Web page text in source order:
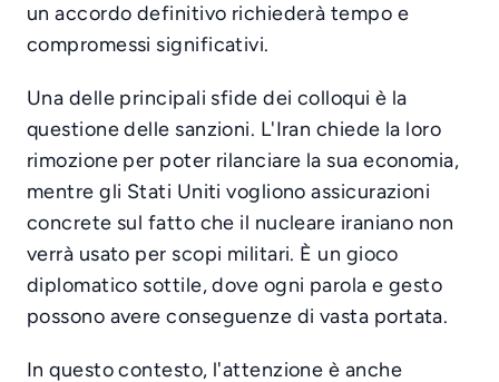
un accordo definitivo richiederà tempo e
compromessi significativi.
Una delle principali sfide dei colloqui è la
questione delle sanzioni. L'Iran chiede la loro
rimozione per poter rilanciare la sua economia,
mentre gli Stati Uniti vogliono assicurazioni
concrete sul fatto che il nucleare iraniano non
verrà usato per scopi militari. È un gioco
diplomatico sottile, dove ogni parola e gesto
possono avere conseguenze di vasta portata.
In questo contesto, l'attenzione è anche